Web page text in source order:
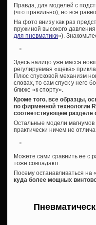
Правда, для моделей с
(что правильно), но все
На фото внизу как раз
пружиной высокого
для пневматики»).
Здесь налицо уже масса
регулируемая «щека»
Плюс спусковой механизм
словах, то сам спуск у него
ближе «к спорту».
Кроме того, все образцы,
по фирменной технологии
соответствующем разделе
Остальные модели магнумов
практически ничем не
Можете сами сравнить ее с
тоже совпадают.
Посему останавливаться
куда более мощных